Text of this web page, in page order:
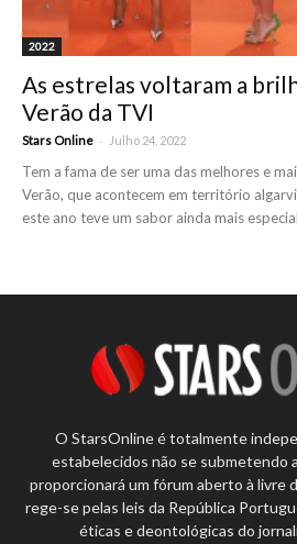
2022
As estrelas voltaram a
Verão da TVI
Stars Online - Julho 24, 2022
Tem a fama de ser uma das melhores e
Verão, que acontecem em território
este ano teve um sabor ainda mais
O StarsOnline é totalmente
estabelecidos não se submetendo
proporcionará um fórum aberto à livre
rege-se pelas leis da República
éticas e deontológicas do